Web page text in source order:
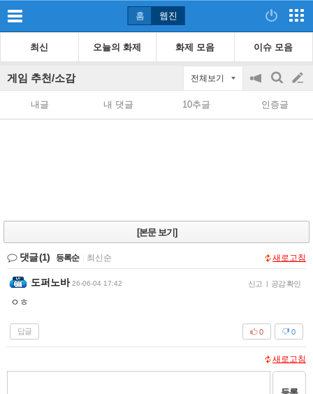
홈 웹진
최신 오늘의 화제 화제 모음 이슈 모음
게임 추천/소감 전체보기
공
on/off
검
색
글
쓰
내글 내 댓글 10추글 인증글
[본문 보기]
댓글(1) 등록순 최신순 새로고침
도퍼노바 26-06-04 17:42 신고 | 공감 확인
ㅇㅎ
답글 0
0
새로고침